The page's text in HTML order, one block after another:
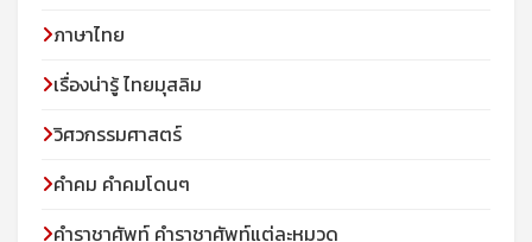
ภาษาไทย
เรื่องน่ารู้ ไทยมุสลิม
วิศวกรรมศาสตร์
คำคม คำคมโดนๆ
คำราชาศัพท์ คำราชาศัพท์แต่ละหมวด